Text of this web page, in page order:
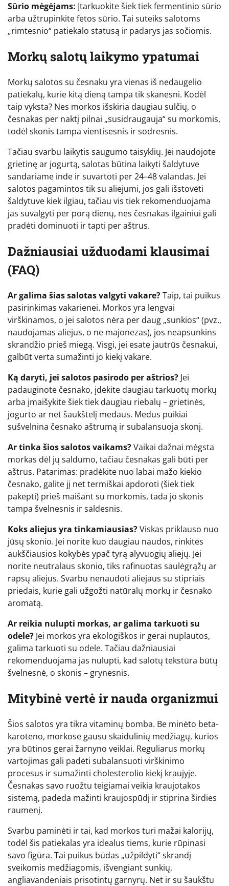
Sūrio mėgėjams: Įtarkuokite šiek tiek fermentinio sūrio
arba užtrupinkite fetos sūrio. Tai suteiks salotoms
„rimtesnio“ patiekalo statusą ir padarys jas sočiomis.
Morkų salotų laikymo ypatumai
Morkų salotos su česnaku yra vienas iš nedaugelio
patiekalų, kurie kitą dieną tampa tik skanesni. Kodėl
taip vyksta? Nes morkos išskiria daugiau sulčių, o
česnakas per naktį pilnai „susidraugauja“ su morkomis,
todėl skonis tampa vientisesnis ir sodresnis.
Tačiau svarbu laikytis saugumo taisyklių. Jei naudojote
grietinę ar jogurtą, salotas būtina laikyti šaldytuve
sandariame inde ir suvartoti per 24–48 valandas. Jei
salotos pagamintos tik su aliejumi, jos gali išstovėti
šaldytuve kiek ilgiau, tačiau vis tiek rekomenduojama
jas suvalgyti per porą dienų, nes česnakas ilgainiui gali
pradėti dominuoti ir tapti per aštrus.
Dažniausiai užduodami klausimai
(FAQ)
Ar galima šias salotas valgyti vakare?Taip, tai puikus
pasirinkimas vakarienei. Morkos yra lengvai
virškinamos, o jei salotos nėra per daug „sunkios“ (pvz.,
naudojamas aliejus, o ne majonezas), jos neapsunkins
skrandžio prieš miegą. Visgi, jei esate jautrūs česnakui,
galbūt verta sumažinti jo kiekį vakare.
Ką daryti, jei salotos pasirodo per aštrios? Jei
padauginote česnako, įdėkite daugiau tarkuotų morkų
arba įmaišykite šiek tiek daugiau riebalų – grietinės,
jogurto ar net šaukštelį medaus. Medus puikiai
sušvelnina česnako aštrumą ir subalansuoja skonį.
Ar tinka šios salotos vaikams?Vaikai dažnai mėgsta
morkas dėl jų saldumo, tačiau česnakas gali būti per
aštrus. Patarimas: pradėkite nuo labai mažo kiekio
česnako, galite jį net termiškai apdoroti (šiek tiek
pakepti) prieš maišant su morkomis, tada jo skonis
tampa švelnesnis ir saldesnis.
Koks aliejus yra tinkamiausias?Viskas priklauso nuo
jūsų skonio. Jei norite kuo daugiau naudos, rinkitės
aukščiausios kokybės ypač tyrą alyvuogių aliejų. Jei
norite neutralaus skonio, tiks rafinuotas saulėgrąžų ar
rapsų aliejus. Svarbu nenaudoti aliejaus su stipriais
priedais, kurie gali užgožti natūralų morkų ir česnako
aromatą.
Ar reikia nulupti morkas, ar galima tarkuoti su
odele? Jei morkos yra ekologiškos ir gerai nuplautos,
galima tarkuoti su odele. Tačiau dažniausiai
rekomenduojama jas nulupti, kad salotų tekstūra būtų
švelnesnė, o skonis – grynesnis.
Mitybinė vertė ir nauda organizmui
Šios salotos yra tikra vitaminų bomba. Be minėto beta-
karoteno, morkose gausu skaidulinių medžiagų, kurios
yra būtinos gerai žarnyno veiklai. Reguliarus morkų
vartojimas gali padėti subalansuoti virškinimo
procesus ir sumažinti cholesterolio kiekį kraujyje.
Česnakas savo ruožtu teigiamai veikia kraujotakos
sistemą, padeda mažinti kraujospūdį ir stiprina širdies
raumenį.
Svarbu paminėti ir tai, kad morkos turi mažai kalorijų,
todėl šis patiekalas yra idealus tiems, kurie rūpinasi
savo figūra. Tai puikus būdas „užpildyti“ skrandį
sveikomis medžiagomis, išvengiant sunkių,
angliavandeniais prisotintų garnyrų. Net ir su šaukštu